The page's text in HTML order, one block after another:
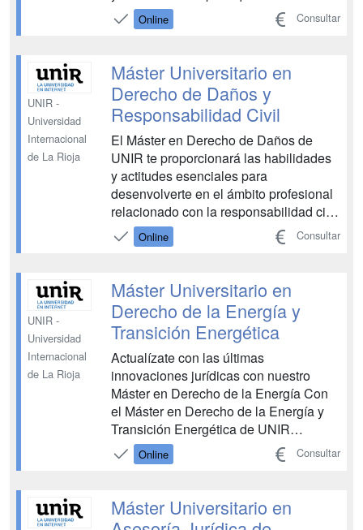
funcionamiento de la cooperación entre
gobiernos, el papel de los organismos
gobernanza global. Durante este
posgrado, di...
Online Consultar
UNIR -
Universidad
Internacional
de La Rioja
Máster Universitario en
Derecho de Daños y
Responsabilidad Civil
El Máster en Derecho de Daños de
UNIR te proporcionará las habilidades
y actitudes esenciales para
desenvolverte en el ámbito profesional
relacionado con la responsabilidad civil
y el derecho de daños. Un
conocimiento que abarca desde su
adaptación al desarrollo de las nuevas
tecnologías. Este posgrado tiene u...
Online Consultar
UNIR -
Universidad
Internacional
de La Rioja
Máster Universitario en
Derecho de la Energía y
Transición Energética
Actualízate con las últimas
innovaciones jurídicas con nuestro
Máster en Derecho de la Energía Con
el Máster en Derecho de la Energía y
Transición Energética de UNIR
dominarás las innovaciones jurídicas,
tecnológicas y organizativas que se
los retos de la transición energética.
Amplía tus conocimientos par...
Online Consultar
Máster Universitario en